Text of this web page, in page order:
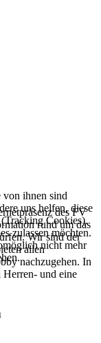
des FV
rund um das
Wir sind der
allen
nachzugehen. In
und eine
von ihnen sind
uns helfen, diese
Cookies).
zulassen möchten.
nicht mehr